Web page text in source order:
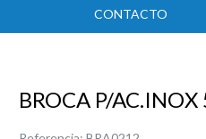
CONTACTO
BROCA P/